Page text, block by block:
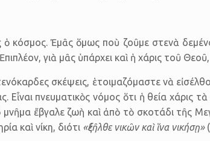
κόσμος. Ἐμᾶς ὅμως ποὺ ζοῦμε στενὰ
γιὰ μᾶς ὑπάρχει καὶ ἡ χάρις τοῦ
σκέψεις, ἑτοιμαζόμαστε νὰ
πνευματικὸς νόμος ὅτι ἡ θεία χάρις τὰ
ἔβγαλε ζωὴ καὶ ἀπὸ τὸ σκοτάδι τῆς
καὶ νίκη, διότι «ἐξῆλθε νικῶν καὶ ἵνα νικήσῃ»